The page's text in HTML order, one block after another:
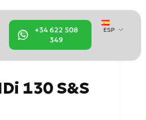
+34 622 508
349
ESP
130 S&S